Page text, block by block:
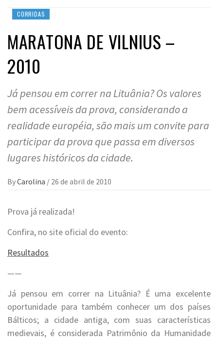
CORRIDAS
MARATONA DE VILNIUS –
2010
Já pensou em correr na Lituânia? Os valores
bem acessíveis da prova, considerando a
realidade européia, são mais um convite para
participar da prova que passa em diversos
lugares históricos da cidade.
ByCarolina / 26 de abril de 2010
Prova já realizada!
Confira, no site oficial do evento:
Resultados
——
Já pensou em correr na Lituânia? É uma excelente
oportunidade para também conhecer um dos países
Bálticos; a cidade antiga, com suas características
medievais, é considerada Patrimônio da Humanidade